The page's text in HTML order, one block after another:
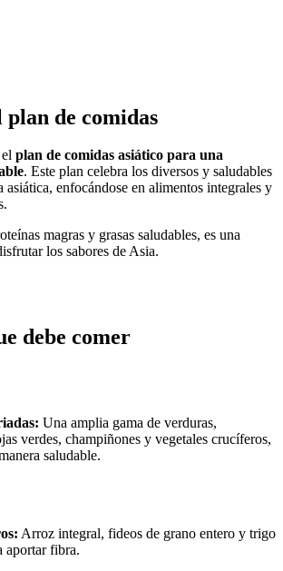
plan de comidas
plan de comidas asiático para una
. Este plan celebra los diversos y saludables
asiática, enfocándose en alimentos integrales y
magras y grasas saludables, es una
los sabores de Asia.
debe comer
Una amplia gama de verduras,
verdes, champiñones y vegetales crucíferos,
saludable.
Arroz integral, fideos de grano entero y trigo
aportar fibra.